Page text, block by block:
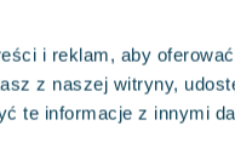
i reklam, aby
z naszej witryny,
te informacje z innymi